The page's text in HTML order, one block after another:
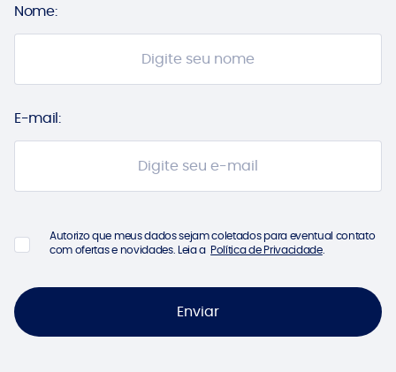
Nome:
E-mail:
Autorizo que meus dados sejam coletados para eventual contato
com ofertas e novidades. Leia a Política de Privacidade.
Enviar